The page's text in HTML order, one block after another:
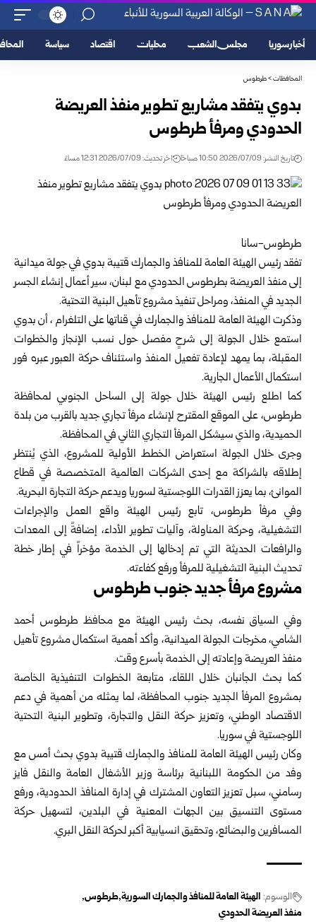
أخبار سوريا مجلس الشعب محليات اقتصاد سياسة
المحافظات>طرطوس
بدوي يتفقد مشاريع تطوير منفذ العريضة
الحدودي ومرفأ طرطوس ‏
تاريخ النشر: 2026/07/09 10:50 صباحًا اخر تحديث: 2026/07/09 12:31 مساءً
طرطوس-سانا ‏
تفقد رئيس الهيئة العامة للمنافذ والجمارك قتيبة بدوي في جولة ميدانية
إلى ‏منفذ العريضة بطرطوس الحدودي مع لبنان، سير أعمال إنشاء الجسر
‏الجديد في المنفذ، ومراحل تنفيذ مشروع تأهيل البنية التحتية.‏
وذكرتالهيئة العامة للمنافذ والجماركفي قناتها على التلغرام ، ‏أن بدوي
استمع خلال الجولة إلى شرحٍ مفصل حول نسب الإنجاز ‏والخطوات
المقبلة، بما يمهد لإعادة تفعيل المنفذ واستئناف حركة العبور ‏عبره فور
استكمال الأعمال الجارية.‏
كما اطلع رئيس الهيئة خلال جولة إلى الساحل الجنوبي لمحافظة
طرطوس، ‏على الموقع المقترح لإنشاء مرفأ تجاري جديد بالقرب من بلدة
الحميدية، ‏والذي سيشكل المرفأ التجاري الثاني في المحافظة.‏
وجرى خلال الجولة استعراض الخطط الأولية للمشروع، الذي يُنتظر
إطلاقه ‏بالشراكة مع إحدى الشركات العالمية المتخصصة في قطاع
الموانئ، بما ‏يعزز القدرات اللوجستية لسوريا ويدعم حركة التجارة البحرية.‏
وفي مرفأ طرطوس، تابع رئيس الهيئة واقع العمل والإجراءات
التشغيلية، ‏وحركة المناولة، وآليات تطوير الأداء، إضافةً إلى المعدات
والرافعات ‏الحديثة التي تم إدخالها إلى الخدمة مؤخراً في إطار خطة
تحديث البنية ‏التشغيلية للمرفأ ورفع كفاءته.‏
مشروع مرفأ جديد جنوب طرطوس
وفي السياق نفسه، بحث رئيس الهيئة مع محافظ طرطوس أحمد
الشامي، ‏مخرجات الجولة الميدانية، وأكد أهمية استكمال مشروع تأهيل
منفذ ‏العريضة وإعادته إلى الخدمة بأسرع وقت.‏
كما بحث الجانبان خلال اللقاء، متابعة الخطوات التنفيذية الخاصة
بمشروع ‏المرفأ الجديد جنوب المحافظة، لما يمثله من أهمية في دعم
الاقتصاد ‏الوطني، وتعزيز حركة النقل والتجارة، وتطوير البنية التحتية
اللوجستية في ‏سوريا.‏
وكان رئيس الهيئة العامة للمنافذ والجمارك قتيبة بدوي بحث أمس مع
وفد من ‏الحكومة اللبنانية برئاسة وزير الأشغال العامة والنقل فايز
رسامني، سبل ‏تعزيز التعاون المشترك في إدارة المنافذ الحدودية، ورفع
مستوى التنسيق ‏بين الجهات المعنية في البلدين، لتسهيل حركة
المسافرين والبضائع، وتحقيق ‏انسيابية أكبر لحركة النقل البري.‏
الوسوم: الهيئة العامة للمنافذ والجمارك السورية طرطوس
منفذ العريضة الحدودي